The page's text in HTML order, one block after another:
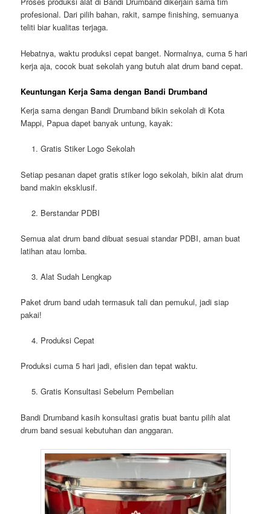
profesional. Dari pilih bahan, rakit, sampe finishing, semuanya
teliti biar kualitas terjaga.
Hebatnya, waktu produksi cepat banget. Normalnya,cuma 5 hari
kerja aja, cocok buat sekolah yang butuh alat drum band cepat.
Keuntungan Kerja Sama dengan Bandi Drumband
Kerja sama dengan Bandi Drumband bikin sekolah di Kota
Mappi, Papua dapet banyak untung, kayak:
Gratis Stiker Logo Sekolah
Setiap pesanan dapetgratis stiker logo sekolah, bikin alat drum
band makin eksklusif.
Berstandar PDBI
Semua alat drum band dibuat sesuaistandar PDBI, aman buat
latihan atau lomba.
Alat Sudah Lengkap
Paket drum band udah termasuktali dan pemukul, jadi siap
pakai!
Produksi Cepat
Produksi cuma5 hari jadi, efisien dan tepat waktu.
Gratis Konsultasi Sebelum Pembelian
Bandi Drumband kasihkonsultasi gratis buat bantu pilih alat
drum band sesuai kebutuhan dan anggaran.